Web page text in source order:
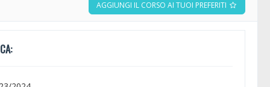
AGGIUNGI IL CORSO AI TUOI PREFERITI